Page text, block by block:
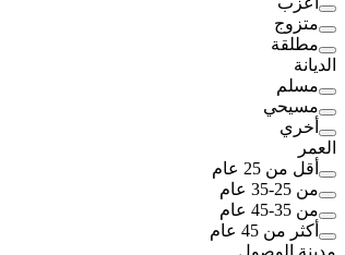
متزوج
مطلقة
الديانة
مسلم
مسيحي
أخري
العمر
أقل من 25 عام
من 25-35 عام
من 35-45 عام
أكثر من 45 عام